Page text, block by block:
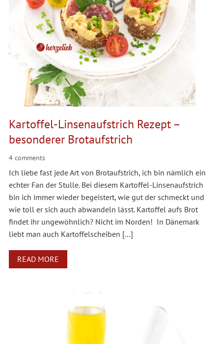
Kartoffel-Linsenaufstrich Rezept –
besonderer Brotaufstrich
4 comments
Ich liebe fast jede Art von Brotaufstrich, ich bin nämlich ein
echter Fan der Stulle. Bei diesem Kartoffel-Linsenaufstrich
bin ich immer wieder begeistert, wie gut der schmeckt und
wie toll er sich auch abwandeln lässt. Kartoffel aufs Brot
findet ihr ungewöhnlich? Nicht im Norden! In Dänemark
liebt man auch Kartoffelscheiben […]
READ MORE